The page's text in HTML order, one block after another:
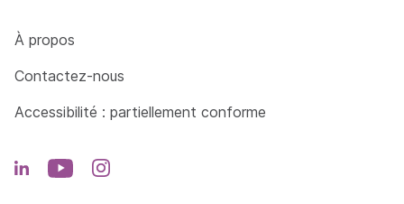
Côté Formations
À propos
Contactez-nous
Accessibilité : partiellement conforme